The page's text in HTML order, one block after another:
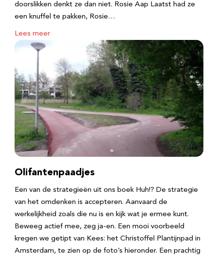
doorslikken denkt ze dan niet. Rosie Aap Laatst had ze
een knuffel te pakken, Rosie…
Lees meer
Olifantenpaadjes
Een van de strategieën uit ons boek Huh!? De strategie
van het omdenken is accepteren. Aanvaard de
werkelijkheid zoals die nu is en kijk wat je ermee kunt.
Beweeg actief mee, zeg ja-en. Een mooi voorbeeld
kregen we getipt van Kees: het Christoffel Plantijnpad in
Amsterdam, te zien op de foto’s hieronder. Een prachtig